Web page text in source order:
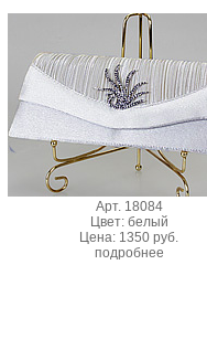
Арт. 18084
Цвет: белый
Цена: 1350 руб.
подробнее